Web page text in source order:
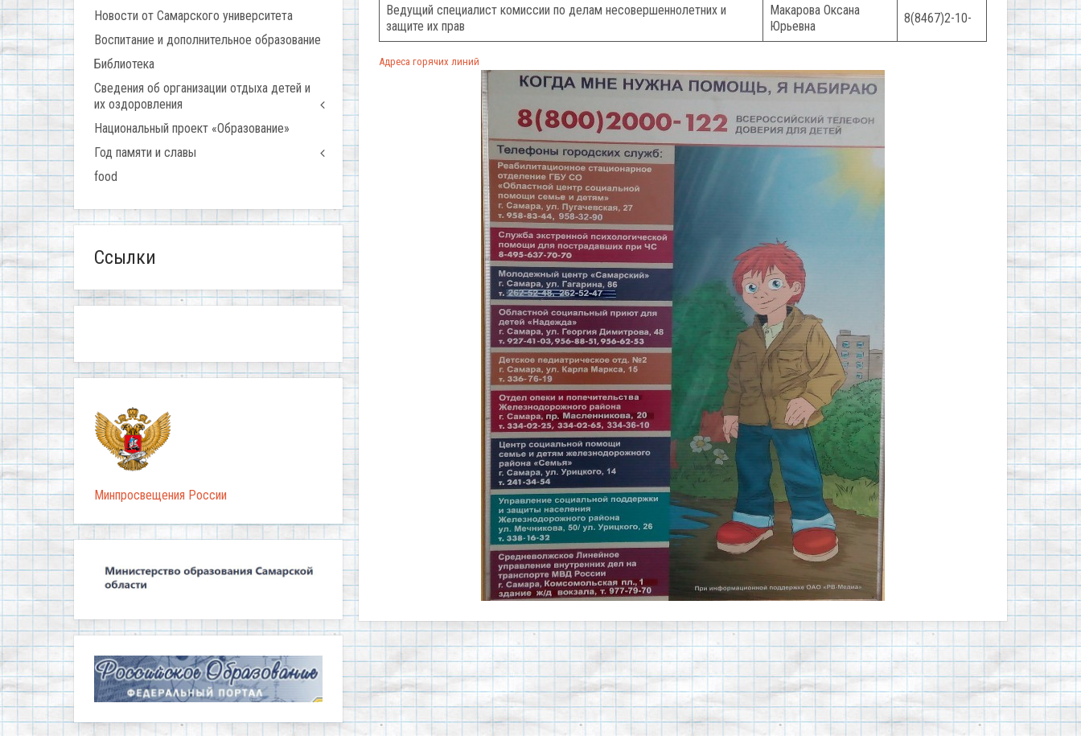
Ведущий специалист комиссии по делам несовершеннолетних и
защите их прав
Макарова Оксана
Юрьевна
8(8467)2-10-
Адреса горячих линий
Новости от Самарского университета
Воспитание и дополнительное образование
Библиотека
Сведения об организации отдыха детей и
их оздоровления
Национальный проект «Образование»
Год памяти и славы
food
Ссылки
Минпросвещения России